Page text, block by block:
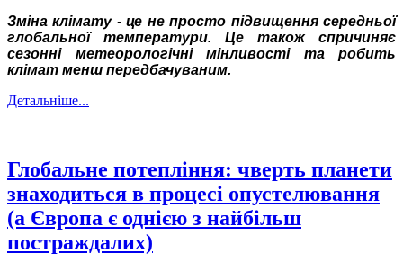
Зміна клімату - це не просто підвищення середньої
глобальної температури. Це також спричиняє
сезонні метеорологічні мінливості та робить
клімат менш передбачуваним.
Детальніше...
Глобальне потепління: чверть планети
знаходиться в процесі опустелювання
(а Європа є однією з найбільш
постраждалих)